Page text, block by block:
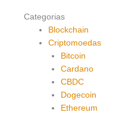
Categorias
Blockchain
Criptomoedas
Bitcoin
Cardano
CBDC
Dogecoin
Ethereum